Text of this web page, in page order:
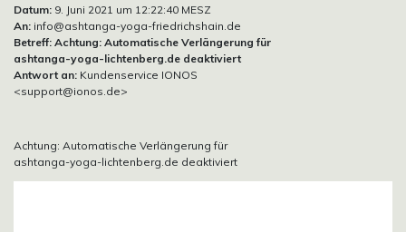
Datum: 9. Juni 2021 um 12:22:40 MESZ
An: info@ashtanga-yoga-friedrichshain.de
Betreff: Achtung: Automatische Verlängerung für
ashtanga-yoga-lichtenberg.de deaktiviert
Antwort an: Kundenservice IONOS
<support@ionos.de>
Achtung: Automatische Verlängerung für
ashtanga-yoga-lichtenberg.de deaktiviert